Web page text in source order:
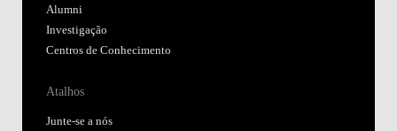
Alumni
Investigação
Centros de Conhecimento
Atalhos
Junte-se a nós